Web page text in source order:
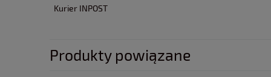
Kurier INPOST
Produkty powiązane